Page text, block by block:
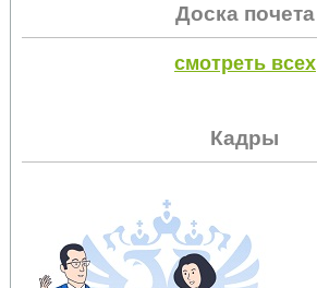
Доска почета
смотреть всех
Кадры